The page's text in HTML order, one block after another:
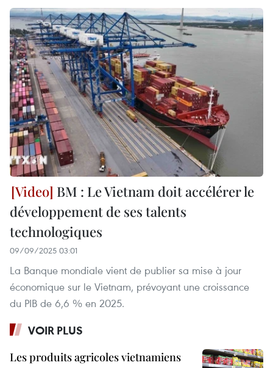
BM : Le Vietnam doit accélérer le
développement de ses talents
technologiques
09/09/2025 03:01
La Banque mondiale vient de publier sa mise à jour
économique sur le Vietnam, prévoyant une croissance
du PIB de 6,6 % en 2025.
VOIR PLUS
Les produits agricoles vietnamiens